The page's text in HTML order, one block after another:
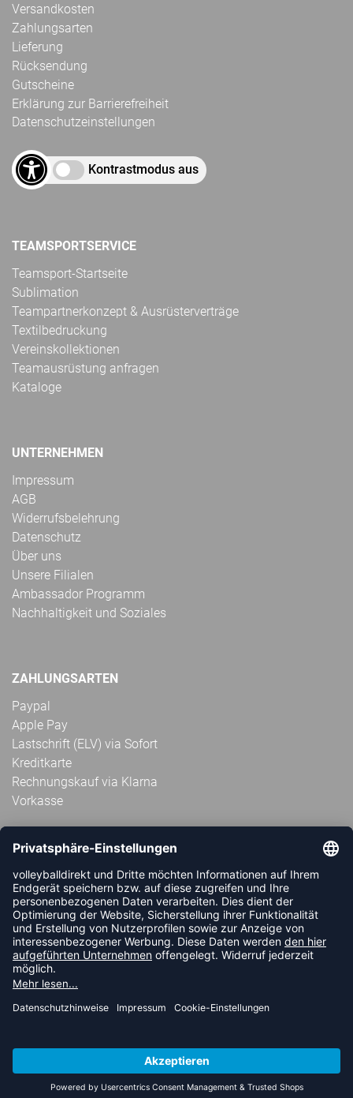
Versandkosten
Zahlungsarten
Lieferung
Rücksendung
Gutscheine
Erklärung zur Barrierefreiheit
Datenschutzeinstellungen
Kontrastmodus aus
TEAMSPORTSERVICE
Teamsport-Startseite
Sublimation
Teampartnerkonzept & Ausrüsterverträge
Textilbedruckung
Vereinskollektionen
Teamausrüstung anfragen
Kataloge
UNTERNEHMEN
Impressum
AGB
Widerrufsbelehrung
Datenschutz
Über uns
Unsere Filialen
Ambassador Programm
Nachhaltigkeit und Soziales
ZAHLUNGSARTEN
Paypal
Apple Pay
Lastschrift (ELV) via Sofort
Kreditkarte
Rechnungskauf via Klarna
Vorkasse
ABONNIERE JETZT DEN KOSTENLOSEN
VOLLEYBALLDIREKT-NEWSLETTER UND VERPASSE KEINE
NEUIGKEIT ODER AKTION MEHR.
JETZT ANMELDEN